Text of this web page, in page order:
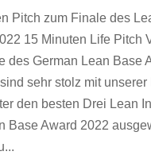
Pitch zum Finale des
15 Minuten Life Pitch
des German Lean Base
sehr stolz mit unserer
den besten Drei Lean
Base Award 2022